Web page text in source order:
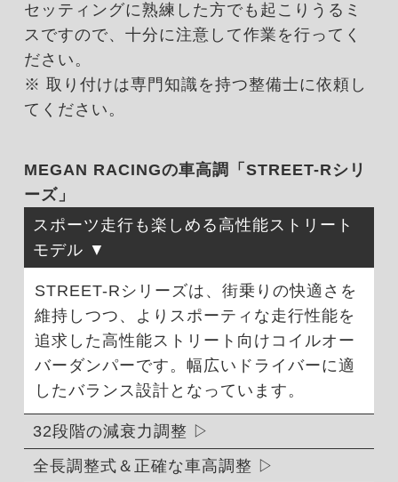
セッティングに熟練した方でも起こりうるミ
スですので、十分に注意して作業を行ってく
ださい。
※ 取り付けは専門知識を持つ整備士に依頼し
てください。
MEGAN RACINGの車高調「STREET-Rシリ
ーズ」
スポーツ走行も楽しめる高性能ストリート
モデル
STREET-Rシリーズは、街乗りの快適さを
維持しつつ、よりスポーティな走行性能を
追求した高性能ストリート向けコイルオー
バーダンパーです。幅広いドライバーに適
したバランス設計となっています。
32段階の減衰力調整
全長調整式＆正確な車高調整